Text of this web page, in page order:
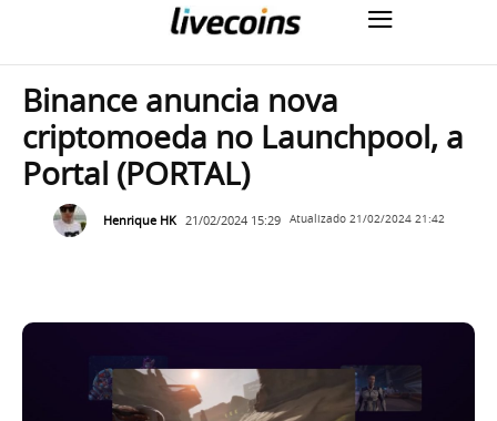
Binance anuncia nova
criptomoeda no Launchpool, a
Portal (PORTAL)
Henrique HK 21/02/2024 15:29 Atualizado 21/02/2024 21:42